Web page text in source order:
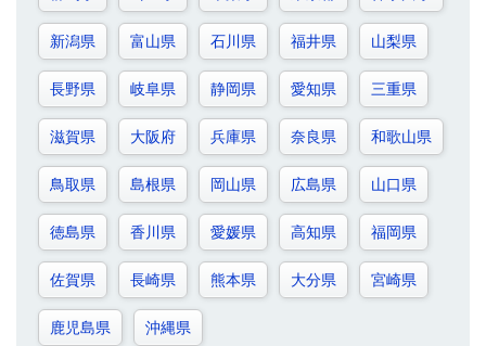
新潟県 富山県 石川県 福井県 山梨県
長野県 岐阜県 静岡県 愛知県 三重県
滋賀県 大阪府 兵庫県 奈良県 和歌山県
鳥取県 島根県 岡山県 広島県 山口県
徳島県 香川県 愛媛県 高知県 福岡県
佐賀県 長崎県 熊本県 大分県 宮崎県
鹿児島県 沖縄県